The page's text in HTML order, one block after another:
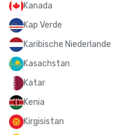
Kanada
Kap Verde
Karibische Niederlande
Kasachstan
Katar
Kenia
Kirgisistan